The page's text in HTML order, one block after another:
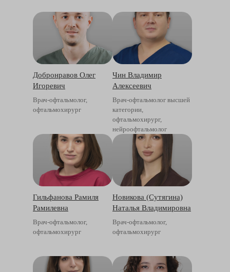
Добронравов Олег
Игоревич
Врач-офтальмолог,
офтальмохирург
Чин Владимир
Алексеевич
Врач-офтальмолог высшей
категории,
офтальмохирург,
нейроофтальмолог
Гильфанова Рамиля
Рамилевна
Врач-офтальмолог,
офтальмохирург
Новикова (Сутягина)
Наталья Владимировна
Врач-офтальмолог,
офтальмохирург